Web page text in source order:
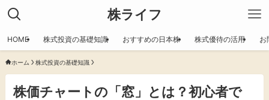
株ライフ
HOME 株式投資の基礎知識 おすすめの日本株 株式優待の活用 お
ホーム 株式投資の基礎知識
株価チャートの「窓」とは？初心者で